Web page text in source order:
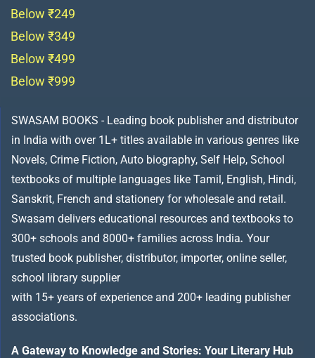
Below ₹249
Below ₹349
Below ₹499
Below ₹999
SWASAM BOOKS - Leading book publisher and distributor
in India with over 1L+ titles available in various genres like
Novels, Crime Fiction, Auto biography, Self Help, School
textbooks of multiple languages like Tamil, English, Hindi,
Sanskrit, French and stationery for wholesale and retail.
Swasam delivers educational resources and textbooks to
300+ schools and 8000+ families across India. Your
trusted book publisher, distributor, importer, online seller,
school library supplier
with 15+ years of experience and 200+ leading publisher
associations.
A Gateway to Knowledge and Stories: Your Literary Hub